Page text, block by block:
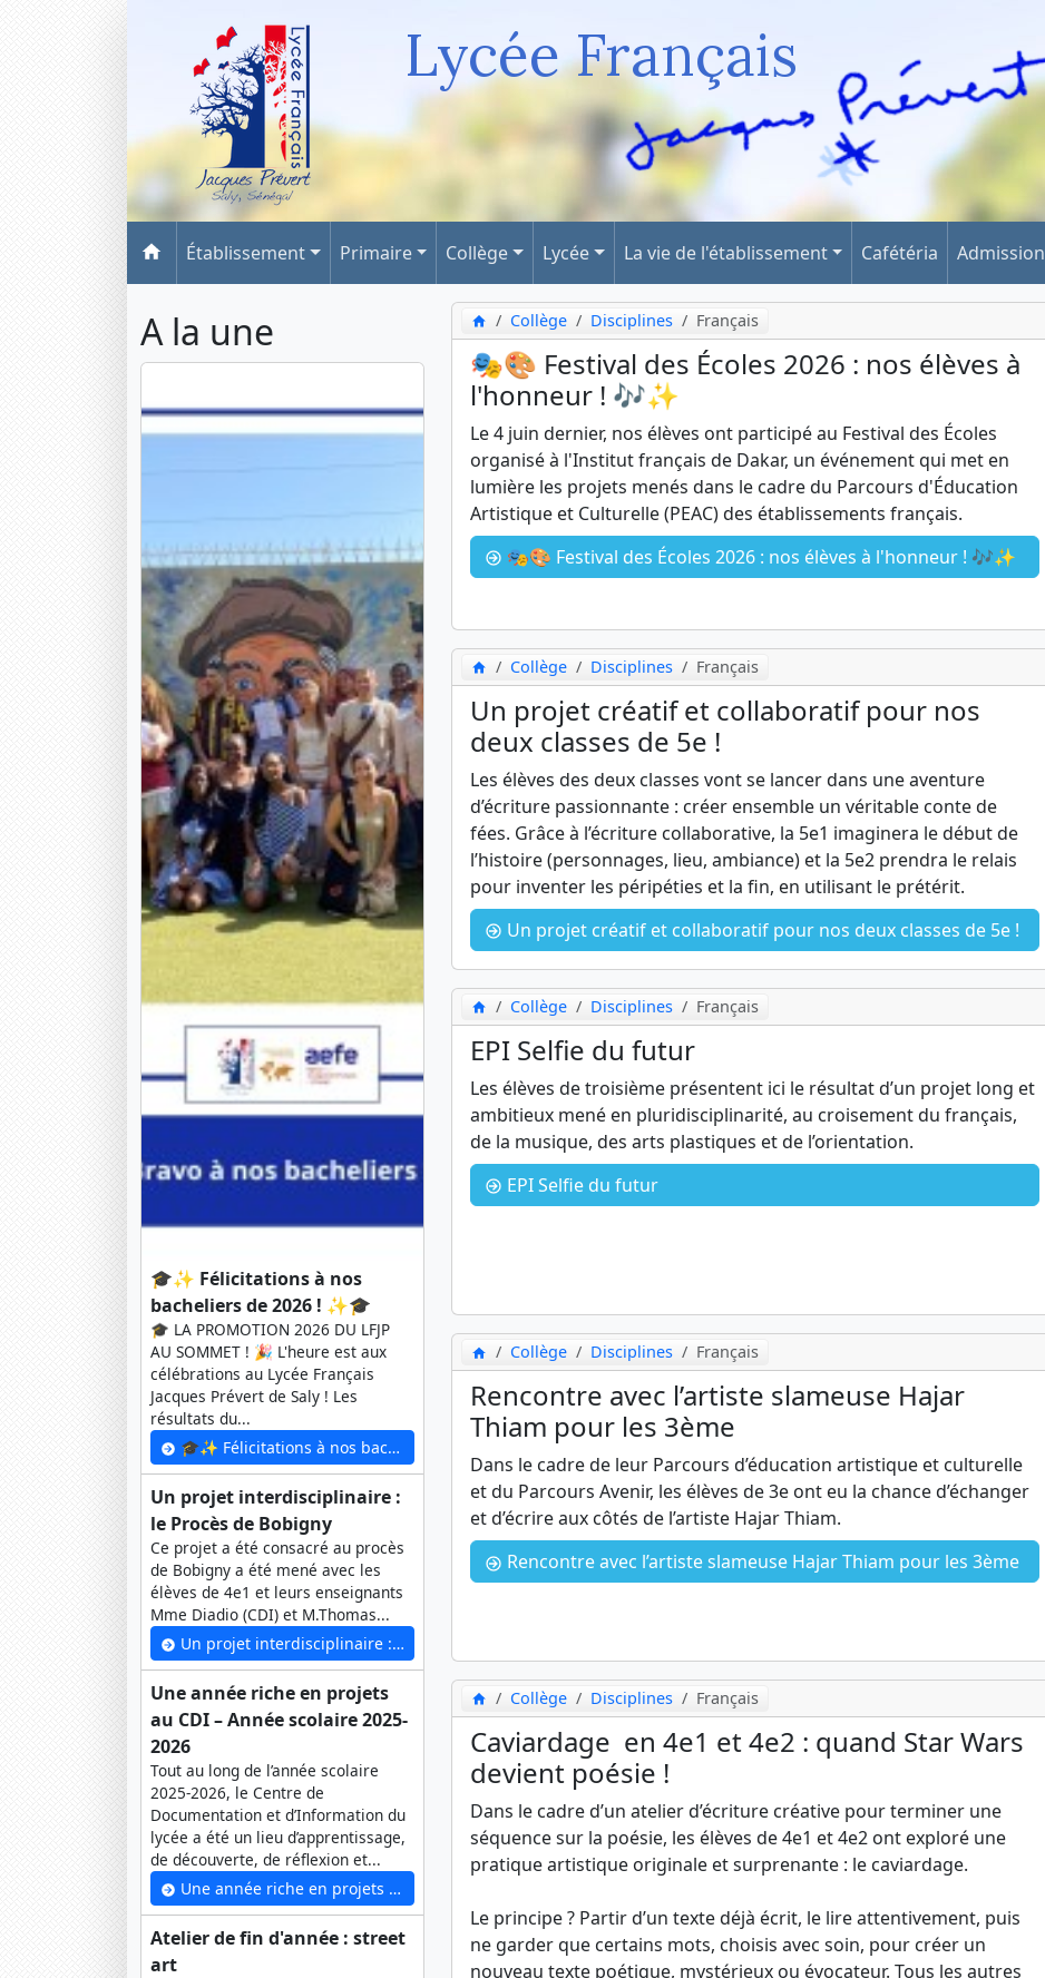
Lycée Français
Établissement Primaire Collège Lycée La vie de l'établissement Cafétéria Admission
A la une
🎓✨ Félicitations à nos
bacheliers de 2026 ! ✨🎓
🎓 LA PROMOTION 2026 DU LFJP
AU SOMMET ! 🎉 L'heure est aux
célébrations au Lycée Français
Jacques Prévert de Saly ! Les
résultats du...
🎓✨ Félicitations à nos bacheliers de 2026 ! ✨🎓
Un projet interdisciplinaire :
le Procès de Bobigny
Ce projet a été consacré au procès
de Bobigny a été mené avec les
élèves de 4e1 et leurs enseignants
Mme Diadio (CDI) et M.Thomas...
Un projet interdisciplinaire : le Procès de Bobigny
Une année riche en projets
au CDI – Année scolaire 2025-
2026
Tout au long de l’année scolaire
2025-2026, le Centre de
Documentation et d’Information du
lycée a été un lieu d’apprentissage,
de découverte, de réflexion et...
Une année riche en projets au CDI – Année scolaire 2025-2026
Atelier de fin d'année : street
art
Collège Disciplines Français
🎭🎨 Festival des Écoles 2026 : nos élèves à
l'honneur ! 🎶✨
Le 4 juin dernier, nos élèves ont participé au Festival des Écoles
organisé à l'Institut français de Dakar, un événement qui met en
lumière les projets menés dans le cadre du Parcours d'Éducation
Artistique et Culturelle (PEAC) des établissements français.
🎭🎨 Festival des Écoles 2026 : nos élèves à l'honneur ! 🎶✨
Collège Disciplines Français
Un projet créatif et collaboratif pour nos
deux classes de 5e !
Les élèves des deux classes vont se lancer dans une aventure
d’écriture passionnante : créer ensemble un véritable conte de
fées. Grâce à l’écriture collaborative, la 5e1 imaginera le début de
l’histoire (personnages, lieu, ambiance) et la 5e2 prendra le relais
pour inventer les péripéties et la fin, en utilisant le prétérit.
Un projet créatif et collaboratif pour nos deux classes de 5e !
Collège Disciplines Français
EPI Selfie du futur
Les élèves de troisième présentent ici le résultat d’un projet long et
ambitieux mené en pluridisciplinarité, au croisement du français,
de la musique, des arts plastiques et de l’orientation.
EPI Selfie du futur
Collège Disciplines Français
Rencontre avec l’artiste slameuse Hajar
Thiam pour les 3ème
Dans le cadre de leur Parcours d’éducation artistique et culturelle
et du Parcours Avenir, les élèves de 3e ont eu la chance d’échanger
et d’écrire aux côtés de l’artiste Hajar Thiam.
Rencontre avec l’artiste slameuse Hajar Thiam pour les 3ème
Collège Disciplines Français
Caviardage en 4e1 et 4e2 : quand Star Wars
devient poésie !
Dans le cadre d’un atelier d’écriture créative pour terminer une
séquence sur la poésie, les élèves de 4e1 et 4e2 ont exploré une
pratique artistique originale et surprenante : le caviardage.
Le principe ? Partir d’un texte déjà écrit, le lire attentivement, puis
ne garder que certains mots, choisis avec soin, pour créer un
nouveau texte poétique, mystérieux ou évocateur. Tous les autres